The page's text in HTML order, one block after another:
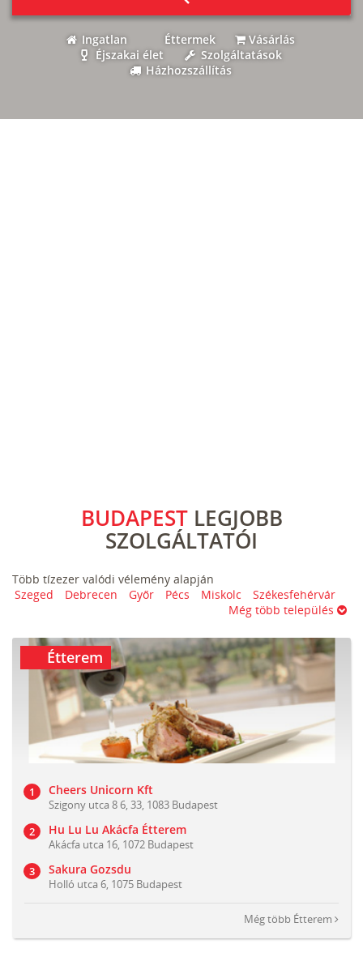
Ingatlan Éttermek
Vásárlás
Éjszakai élet
Szolgáltatások
Házhozszállítás
BUDAPESTLEGJOBB
SZOLGÁLTATÓI
Több tízezer valódi vélemény alapján
Szeged
Debrecen Győr Pécs Miskolc
Székesfehérvár
Még több település
Étterem
Cheers Unicorn Kft
Szigony utca 8 6, 33, 1083 Budapest
Hu Lu Lu Akácfa Étterem
Akácfa utca 16, 1072 Budapest
Sakura Gozsdu
Holló utca 6, 1075 Budapest
Még több Étterem